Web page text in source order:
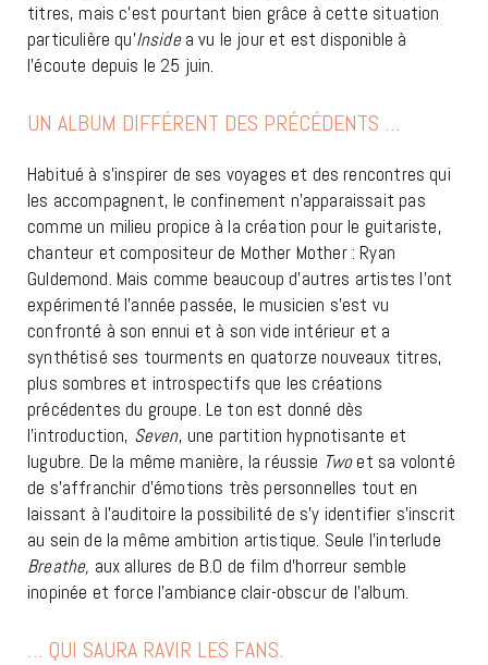
titres, mais c’est pourtant bien grâce à cette situation
particulière qu’Insidea vu le jour et est disponible à
l’écoute depuis le 25 juin.
UN ALBUM DIFFÉRENT DES PRÉCÉDENTS …
Habitué à s’inspirer de ses voyages et des rencontres qui
les accompagnent, le confinement n’apparaissait pas
comme un milieu propice à la création pour le guitariste,
chanteur et compositeur de Mother Mother : Ryan
Guldemond. Mais comme beaucoup d’autres artistes l’ont
expérimenté l’année passée, le musicien s’est vu
confronté à son ennui et à son vide intérieur et a
synthétisé ses tourments en quatorze nouveaux titres,
plus sombres et introspectifs que les créations
précédentes du groupe. Le ton est donné dès
l’introduction, Seven, une partition hypnotisante et
lugubre. De la même manière, la réussie Twoet sa volonté
de s’affranchir d’émotions très personnelles tout en
laissant à l’auditoire la possibilité de s’y identifier s’inscrit
au sein de la même ambition artistique. Seule l’interlude
Breathe, aux allures de B.O de film d’horreur semble
inopinée et force l’ambiance clair-obscur de l’album.
… QUI SAURA RAVIR LES FANS.